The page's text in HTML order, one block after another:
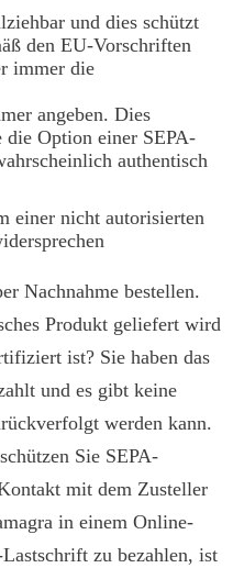
und dies schützt
den EU-Vorschriften
immer die
angeben. Dies
die Option einer SEPA-
authentisch
einer nicht autorisierten
Nachnahme bestellen.
Produkt geliefert wird
ist? Sie haben das
und es gibt keine
werden kann.
Sie SEPA-
mit dem Zusteller
in einem Online-
zu bezahlen, ist